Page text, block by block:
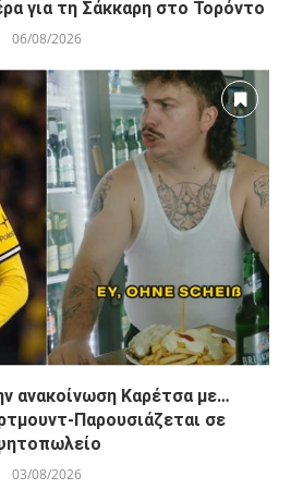
για τη Σάκκαρη στο Τορόντο
06/08/2026
ανακοίνωση Καρέτσα με…
Παρουσιάζεται σε
03/08/2026